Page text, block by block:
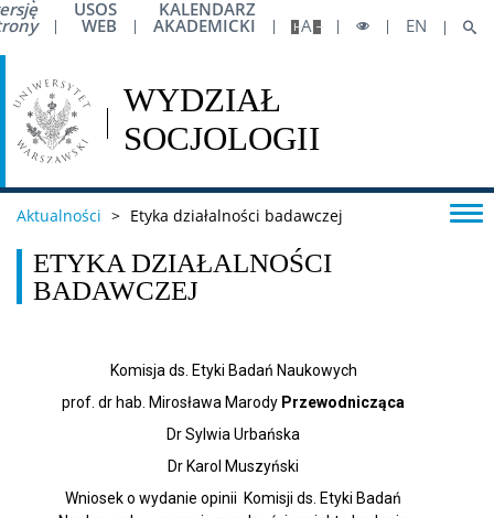
USOS
WEB
KALENDARZ
AKADEMICKI A EN
Biuro ds. Osób z Niepełnosprawnościami
Biuro ds. Pomocy Materialnej
Pierwsza pomoc
Pierwsze kroki na WS UW
Dziekanat studencki
Aktualności > Etyka działalności badawczej
ETYKA DZIAŁALNOŚCI
BADAWCZEJ
Komisja ds. Etyki Badań Naukowych
prof. dr hab. Mirosława Marody Przewodnicząca
Dr Sylwia Urbańska
Dr Karol Muszyński
Wniosek o wydanie opinii Komisji ds. Etyki Badań